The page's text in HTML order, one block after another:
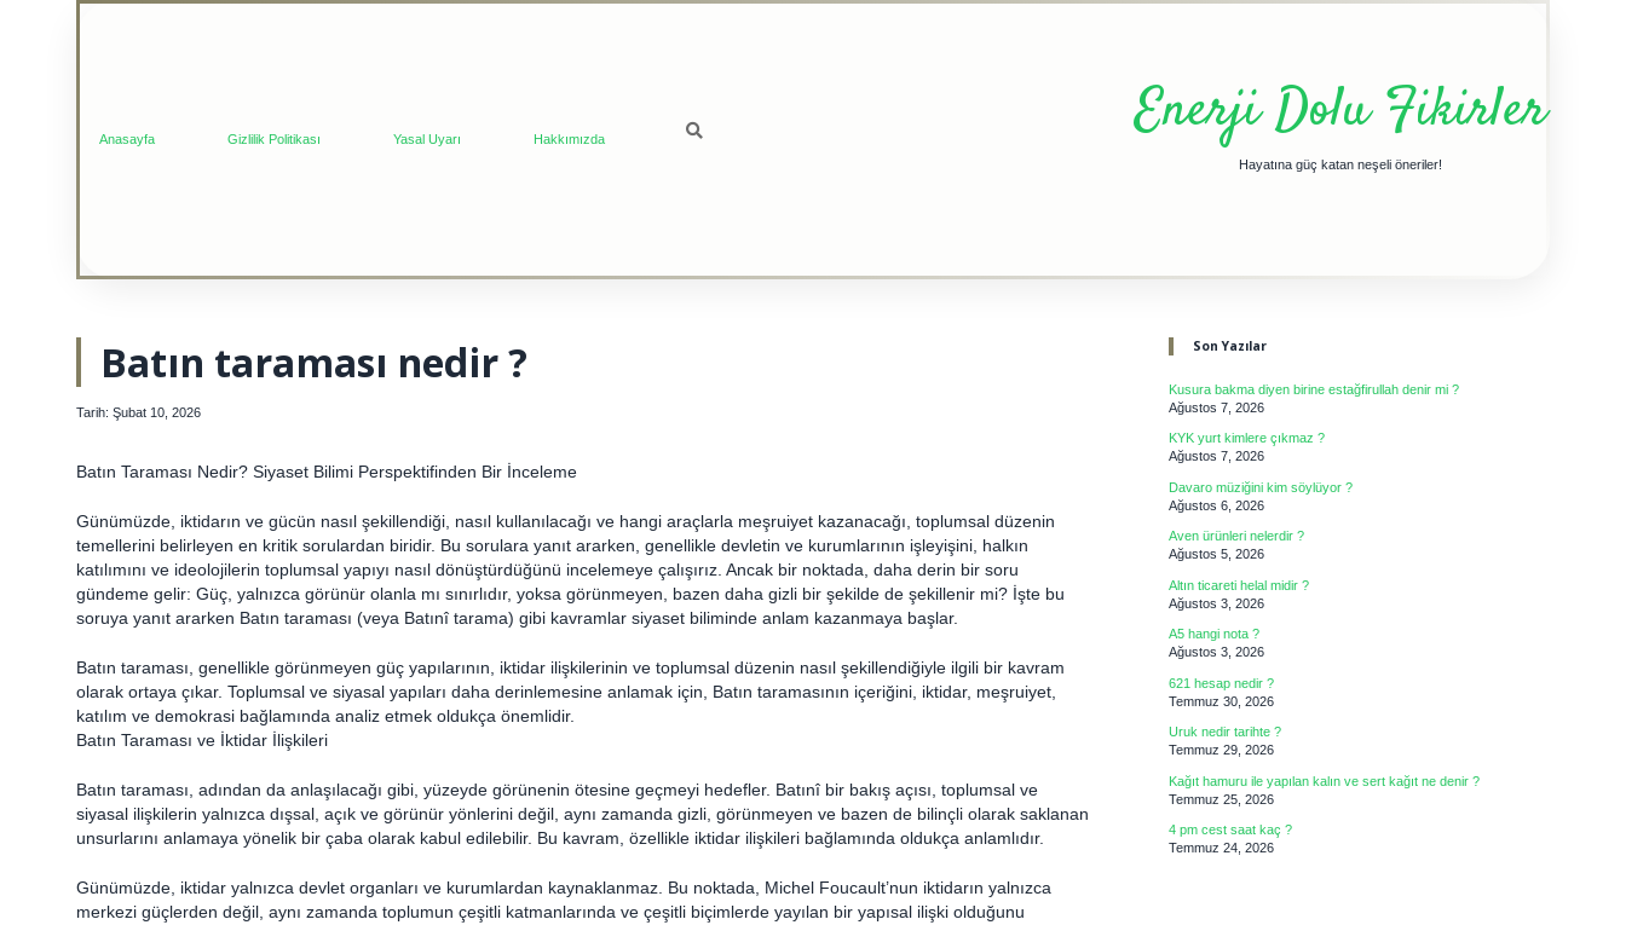
Anasayfa Gizlilik Politikası Yasal Uyarı Hakkımızda Enerji Dolu Fikirler
Hayatına güç katan neşeli öneriler!
Batın taraması nedir ?
Tarih: Şubat 10, 2026
Batın Taraması Nedir? Siyaset Bilimi Perspektifinden Bir İnceleme
Günümüzde, iktidarın ve gücün nasıl şekillendiği, nasıl kullanılacağı ve hangi araçlarla meşruiyet kazanacağı, toplumsal düzenin
temellerini belirleyen en kritik sorulardan biridir. Bu sorulara yanıt ararken, genellikle devletin ve kurumlarının işleyişini, halkın
katılımını ve ideolojilerin toplumsal yapıyı nasıl dönüştürdüğünü incelemeye çalışırız. Ancak bir noktada, daha derin bir soru
gündeme gelir: Güç, yalnızca görünür olanla mı sınırlıdır, yoksa görünmeyen, bazen daha gizli bir şekilde de şekillenir mi? İşte bu
soruya yanıt ararken Batın taraması (veya Batınî tarama) gibi kavramlar siyaset biliminde anlam kazanmaya başlar.
Batın taraması, genellikle görünmeyen güç yapılarının, iktidar ilişkilerinin ve toplumsal düzenin nasıl şekillendiğiyle ilgili bir kavram
olarak ortaya çıkar. Toplumsal ve siyasal yapıları daha derinlemesine anlamak için, Batın taramasının içeriğini, iktidar, meşruiyet,
katılım ve demokrasi bağlamında analiz etmek oldukça önemlidir.
Batın Taraması ve İktidar İlişkileri
Batın taraması, adından da anlaşılacağı gibi, yüzeyde görünenin ötesine geçmeyi hedefler. Batınî bir bakış açısı, toplumsal ve
siyasal ilişkilerin yalnızca dışsal, açık ve görünür yönlerini değil, aynı zamanda gizli, görünmeyen ve bazen de bilinçli olarak saklanan
unsurlarını anlamaya yönelik bir çaba olarak kabul edilebilir. Bu kavram, özellikle iktidar ilişkileri bağlamında oldukça anlamlıdır.
Günümüzde, iktidar yalnızca devlet organları ve kurumlardan kaynaklanmaz. Bu noktada, Michel Foucault’nun iktidarın yalnızca
merkezi güçlerden değil, aynı zamanda toplumun çeşitli katmanlarında ve çeşitli biçimlerde yayılan bir yapısal ilişki olduğunu
Son Yazılar
Kusura bakma diyen birine estağfirullah denir mi ?
Ağustos 7, 2026
KYK yurt kimlere çıkmaz ?
Ağustos 7, 2026
Davaro müziğini kim söylüyor ?
Ağustos 6, 2026
Aven ürünleri nelerdir ?
Ağustos 5, 2026
Altın ticareti helal midir ?
Ağustos 3, 2026
A5 hangi nota ?
Ağustos 3, 2026
621 hesap nedir ?
Temmuz 30, 2026
Uruk nedir tarihte ?
Temmuz 29, 2026
Kağıt hamuru ile yapılan kalın ve sert kağıt ne denir ?
Temmuz 25, 2026
4 pm cest saat kaç ?
Temmuz 24, 2026